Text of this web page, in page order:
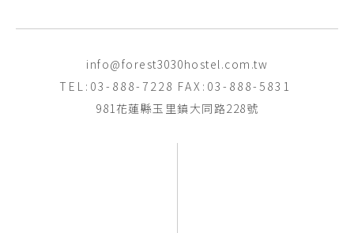
info@forest3030hostel.com.tw
TEL:03-888-7228 FAX:03-888-5831
981花蓮縣玉里鎮大同路228號